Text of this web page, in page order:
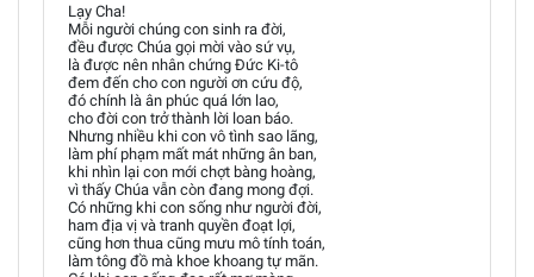
Lạy Cha!
Mỗi người chúng con sinh ra đời,
đều được Chúa gọi mời vào sứ vụ,
là được nên nhân chứng Đức Ki-tô
đem đến cho con người ơn cứu độ,
đó chính là ân phúc quá lớn lao,
cho đời con trở thành lời loan báo.
Nhưng nhiều khi con vô tình sao lãng,
làm phí phạm mất mát những ân ban,
khi nhìn lại con mới chợt bàng hoàng,
vì thấy Chúa vẫn còn đang mong đợi.
Có những khi con sống như người đời,
ham địa vị và tranh quyền đoạt lợi,
cũng hơn thua cũng mưu mô tính toán,
làm tông đồ mà khoe khoang tự mãn.